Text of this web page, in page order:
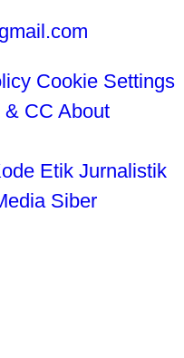
Cookie Settings
& CC About
Etik Jurnalistik
Siber